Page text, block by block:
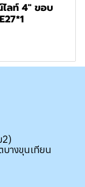
ไลท์ 4" ขอบ
2)
างขุนเทียน